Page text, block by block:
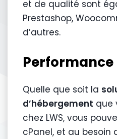
et de qualité sont
Prestashop,
d’autres.
Quelle que soit la
d’hébergement que
chez LWS, vous
cPanel, et au besoin